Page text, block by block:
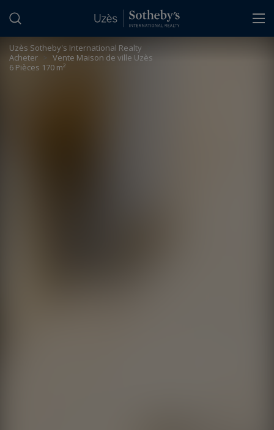
Uzès Sotheby's International Realty
Acheter > Vente Maison de ville Uzès
6 Pièces 170 m²